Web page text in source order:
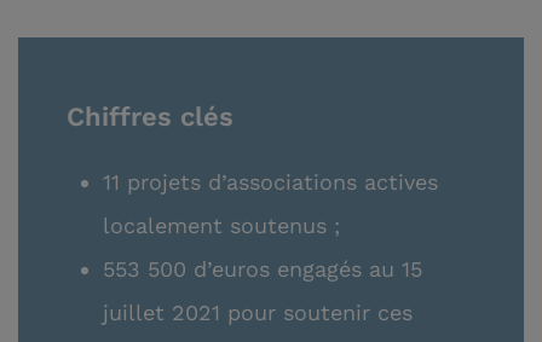
Chiffres clés
11 projets d’associations actives
localement soutenus ;
553 500 d’euros engagés au 15
juillet 2021 pour soutenir ces